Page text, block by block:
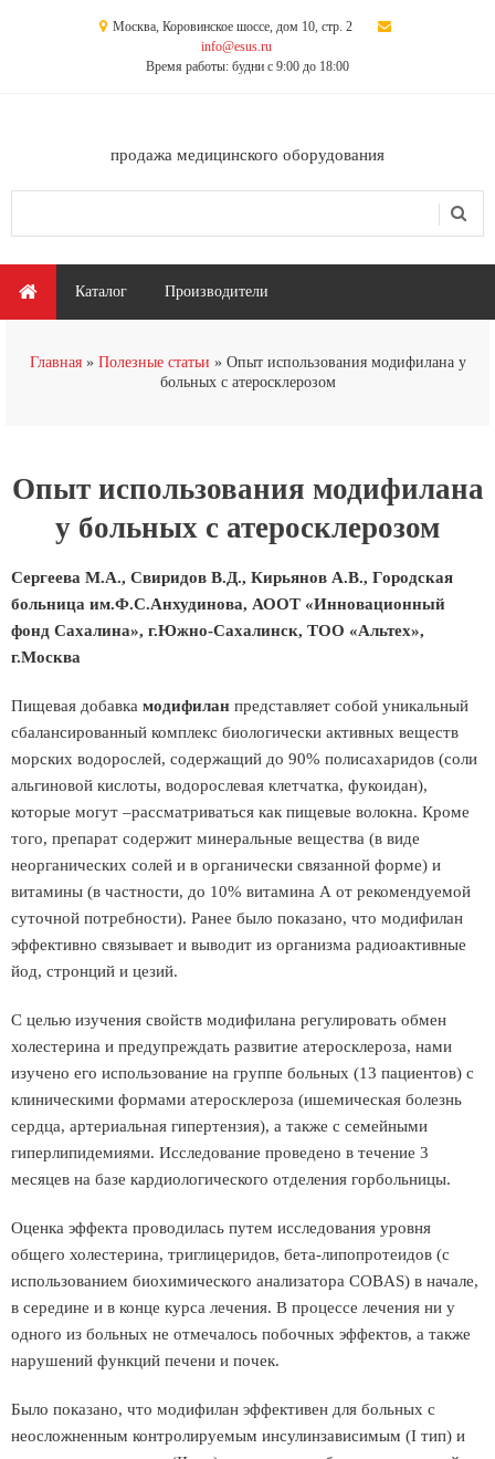
Москва, Коровинское шоссе, дом 10, стр. 2
info@esus.ru
Время работы: будни с 9:00 до 18:00
продажа медицинского оборудования
Главное меню
Каталог Производители
Главная Полезные статьи
Опыт использования модифилана у
больных с атеросклерозом
Опыт использования модифилана
у больных с атеросклерозом
Сергеева М.А., Свиридов В.Д., Кирьянов А.В., Городская
больница им.Ф.С.Анхудинова, АООТ «Инновационный
фонд Сахалина», г.Южно-Сахалинск, ТОО «Альтех»,
г.Москва
Пищевая добавка модифилан представляет собой уникальный
сбалансированный комплекс биологически активных веществ
морских водорослей, содержащий до 90% полисахаридов (соли
альгиновой кислоты, водорослевая клетчатка, фукоидан),
которые могут –рассматриваться как пищевые волокна. Кроме
того, препарат содержит минеральные вещества (в виде
неорганических солей и в органически связанной форме) и
витамины (в частности, до 10% витамина А от рекомендуемой
суточной потребности). Ранее было показано, что модифилан
эффективно связывает и выводит из организма радиоактивные
йод, стронций и цезий.
С целью изучения свойств модифилана регулировать обмен
холестерина и предупреждать развитие атеросклероза, нами
изучено его использование на группе больных (13 пациентов) с
клиническими формами атеросклероза (ишемическая болезнь
сердца, артериальная гипертензия), а также с семейными
гиперлипидемиями. Исследование проведено в течение 3
месяцев на базе кардиологического отделения горбольницы.
Оценка эффекта проводилась путем исследования уровня
общего холестерина, триглицеридов, бета-липопротеидов (с
использованием биохимического анализатора COBAS) в начале,
в середине и в конце курса лечения. В процессе лечения ни у
одного из больных не отмечалось побочных эффектов, а также
нарушений функций печени и почек.
Было показано, что модифилан эффективен для больных с
неосложненным контролируемым инсулинзависимым (I тип) и